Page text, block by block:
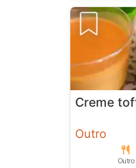
Creme
Outro
Outro